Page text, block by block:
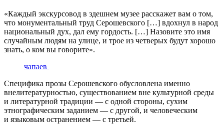
«Каждый экскурсовод в здешнем музее расскажет вам о том,
что монументальный труд Серошевского […] вдохнул в народ
национальный дух, дал ему гордость. […] Назовите это имя
случайным людям на улице, и трое из четверых будут хорошо
знать, о ком вы говорите».
чапаев
Специфика прозы Серошевского обусловлена именно
внелитературностью, существованием вне культурной среды
и литературной традиции — с одной стороны, сухим
этнографическим заданием — с другой, и человеческим
и языковым остранением — с третьей.